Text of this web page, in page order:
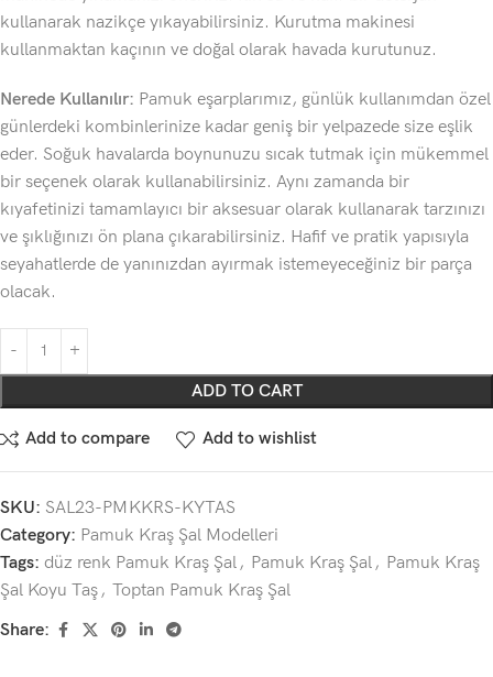
kullanarak nazikçe yıkayabilirsiniz. Kurutma makinesi
kullanmaktan kaçının ve doğal olarak havada kurutunuz.
Nerede Kullanılır: Pamuk eşarplarımız, günlük kullanımdan özel
günlerdeki kombinlerinize kadar geniş bir yelpazede size eşlik
eder. Soğuk havalarda boynunuzu sıcak tutmak için mükemmel
bir seçenek olarak kullanabilirsiniz. Aynı zamanda bir
kıyafetinizi tamamlayıcı bir aksesuar olarak kullanarak tarzınızı
ve şıklığınızı ön plana çıkarabilirsiniz. Hafif ve pratik yapısıyla
seyahatlerde de yanınızdan ayırmak istemeyeceğiniz bir parça
olacak.
ADD TO CART
Add to compare Add to wishlist
SKU: SAL23-PMKKRS-KYTAS
Category: Pamuk Kraş Şal Modelleri
Tags: düz renk Pamuk Kraş Şal , Pamuk Kraş Şal , Pamuk Kraş
Şal Koyu Taş , Toptan Pamuk Kraş Şal
Share: